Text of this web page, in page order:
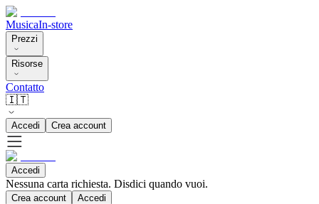
MusicaIn-store
Prezzi
Risorse
Contatto
🇮🇹
Accedi Crea account
Accedi
Nessuna carta richiesta. Disdici quando vuoi.
Crea account Accedi